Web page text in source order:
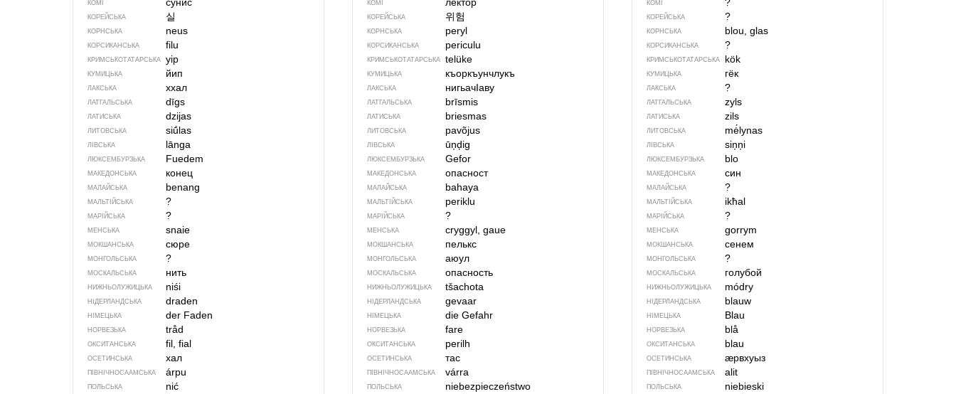
КОМІ
КОРЕЙСЬКА 실
КОРНСЬКА neus
КОРСИКАНСЬКА filu
КРИМСЬКОТАТАРСЬКА yip
КУМИЦЬКА йип
ЛАКСЬКА ххал
ЛАТГАЛЬСЬКА dīgs
ЛАТИСЬКА dzijas
ЛИТОВСЬКА siū́las
ЛІВСЬКА lānga
ЛЮКСЕМБУРЗЬКА Fuedem
МАКЕДОНСЬКА конец
МАЛАЙСЬКА benang
МАЛЬТІЙСЬКА ?
МАРІЙСЬКА ?
МЕНСЬКА snaie
МОКШАНСЬКА сюре
МОНГОЛЬСЬКА ?
МОСКАЛЬСЬКА нить
НИЖНЬОЛУЖИЦЬКА niśi
НІДЕРЛАНДСЬКА draden
НІМЕЦЬКА der Faden
НОРВЕЗЬКА tråd
ОКСИТАНСЬКА fil, fial
ОСЕТИНСЬКА хал
ПІВНІЧНОСААМСЬКА árpu
ПОЛЬСЬКА nić
КОМІ
КОРЕЙСЬКА 위험
КОРНСЬКА peryl
КОРСИКАНСЬКА periculu
КРИМСЬКОТАТАРСЬКА telüke
КУМИЦЬКА къоркъунчлукъ
ЛАКСЬКА нигьачIаву
ЛАТГАЛЬСЬКА brīsmis
ЛАТИСЬКА briesmas
ЛИТОВСЬКА pavõjus
ЛІВСЬКА ūņḑig
ЛЮКСЕМБУРЗЬКА Gefor
МАКЕДОНСЬКА опасност
МАЛАЙСЬКА bahaya
МАЛЬТІЙСЬКА periklu
МАРІЙСЬКА ?
МЕНСЬКА cryggyl, gaue
МОКШАНСЬКА пелькс
МОНГОЛЬСЬКА аюул
МОСКАЛЬСЬКА опасность
НИЖНЬОЛУЖИЦЬКА tšachota
НІДЕРЛАНДСЬКА gevaar
НІМЕЦЬКА die Gefahr
НОРВЕЗЬКА fare
ОКСИТАНСЬКА perilh
ОСЕТИНСЬКА тас
ПІВНІЧНОСААМСЬКА várra
ПОЛЬСЬКА niebezpieczeństwo
КОМІ
КОРЕЙСЬКА ?
КОРНСЬКА blou, glas
КОРСИКАНСЬКА ?
КРИМСЬКОТАТАРСЬКА kök
КУМИЦЬКА гёк
ЛАКСЬКА ?
ЛАТГАЛЬСЬКА zyls
ЛАТИСЬКА zils
ЛИТОВСЬКА mė́lynas
ЛІВСЬКА siņņi
ЛЮКСЕМБУРЗЬКА blo
МАКЕДОНСЬКА син
МАЛАЙСЬКА ?
МАЛЬТІЙСЬКА ikħal
МАРІЙСЬКА ?
МЕНСЬКА gorrym
МОКШАНСЬКА сенем
МОНГОЛЬСЬКА ?
МОСКАЛЬСЬКА голубой
НИЖНЬОЛУЖИЦЬКА módry
НІДЕРЛАНДСЬКА blauw
НІМЕЦЬКА Blau
НОРВЕЗЬКА blå
ОКСИТАНСЬКА blau
ОСЕТИНСЬКА ӕрвхуыз
ПІВНІЧНОСААМСЬКА alit
ПОЛЬСЬКА niebieski